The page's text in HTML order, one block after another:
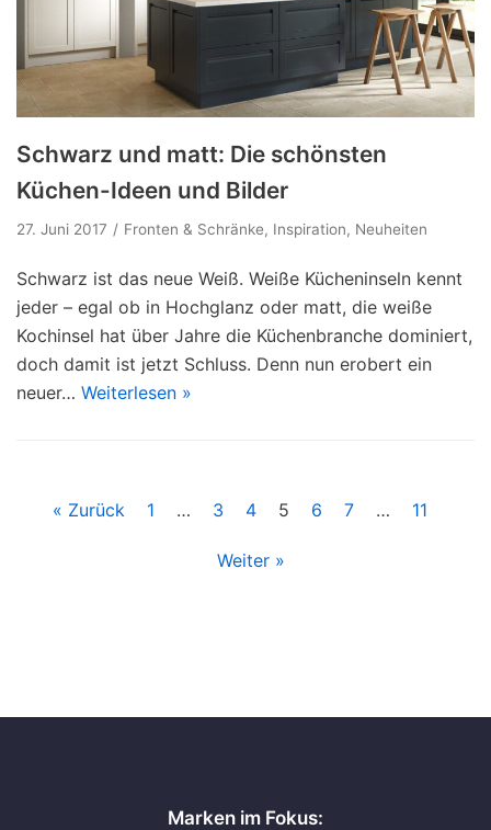
Schwarz und matt: Die schönsten
Küchen-Ideen und Bilder
27. Juni 2017 Fronten & Schränke, Inspiration, Neuheiten
Schwarz ist das neue Weiß. Weiße Kücheninseln kennt
jeder – egal ob in Hochglanz oder matt, die weiße
Kochinsel hat über Jahre die Küchenbranche dominiert,
doch damit ist jetzt Schluss. Denn nun erobert ein
neuer… Weiterlesen »
« Zurück 1 … 3 4 5 6 7 … 11
Weiter »
Marken im Fokus: